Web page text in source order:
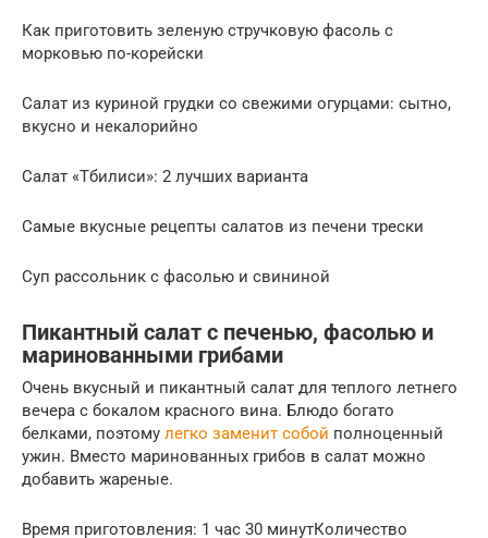
Как приготовить зеленую стручковую фасоль с
морковью по-корейски
Салат из куриной грудки со свежими огурцами: сытно,
вкусно и некалорийно
Салат «Тбилиси»: 2 лучших варианта
Самые вкусные рецепты салатов из печени трески
Суп рассольник с фасолью и свининой
Пикантный салат с печенью, фасолью и
маринованными грибами
Очень вкусный и пикантный салат для теплого летнего
вечера с бокалом красного вина. Блюдо богато
белками, поэтому легко заменит собой полноценный
ужин. Вместо маринованных грибов в салат можно
добавить жареные.
Время приготовления: 1 час 30 минутКоличество